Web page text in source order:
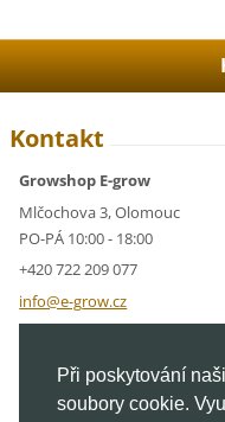
Při poskytování
soubory cookie.
Kontakt
Growshop E-grow
Mlčochova 3, Olomouc
PO-PÁ 10:00 - 18:00
+420 722 209 077
info@e-grow.cz
IČ: 05928591
DIČ: CZ05928591